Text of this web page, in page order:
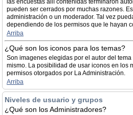
las encuestas allí contenidas terminaron
pueden ser cerrados por muchas razones.
administración o un moderador. Tal vez
dependiendo de los permisos que le hayan
Arriba
¿Qué son los iconos para los temas?
Son imagenes elegidas por el autor del
mismo. La posibilidad de usar iconos en los
permisos otorgados por La Administración.
Arriba
Niveles de usuario y grupos
¿Qué son los Administradores?